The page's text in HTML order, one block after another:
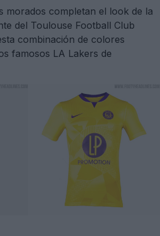
morados completan el look de la
del Toulouse Football Club
combinación de colores
famosos LA Lakers de